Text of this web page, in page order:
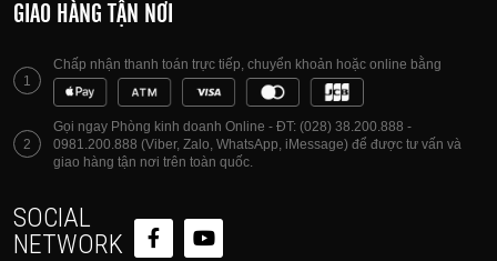
GIAO HÀNG TẬN NƠI
1
Chấp nhận thanh toán trực tiếp, chuyển khoản hoặc online bằng
2
Gọi ngay Phòng kinh doanh Online - ĐT: (028) 38.200.888 -
0981.200.888 (Viber, Zalo, WhatsApp, iMessage) để được tư vấn và
giao hàng tận nơi trên toàn quốc.
SOCIAL
NETWORK